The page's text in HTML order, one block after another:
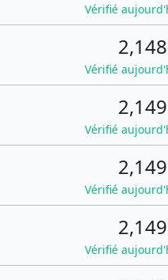
Vérifié
Vérifié
Vérifié
Vérifié
Vérifié